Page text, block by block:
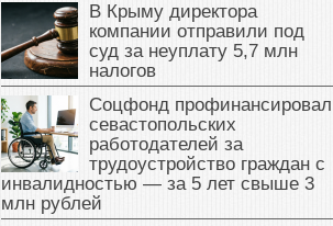
В Крыму директора
компании отправили под
суд за неуплату 5,7 млн
налогов
Соцфонд профинансировал
севастопольских
работодателей за
трудоустройство граждан с
инвалидностью — за 5 лет свыше 3
млн рублей